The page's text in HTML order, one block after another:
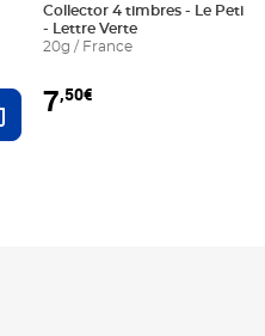
Ajouter au panier
Collector 4 timbres - Le Petit
- Lettre Verte
20g / France
7,50€